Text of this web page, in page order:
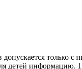
только с
детей информацию.